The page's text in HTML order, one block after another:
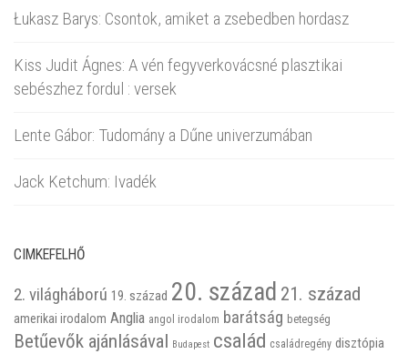
Łukasz Barys: Csontok, amiket a zsebedben hordasz
Kiss Judit Ágnes: A vén fegyverkovácsné plasztikai
sebészhez fordul : versek
Lente Gábor: Tudomány a Dűne univerzumában
Jack Ketchum: Ivadék
CIMKEFELHŐ
2. világháború 19. század 20. század 21. század
amerikai irodalom Anglia angol irodalom barátság betegség
Betűevők ajánlásával Budapest család családregény disztópia